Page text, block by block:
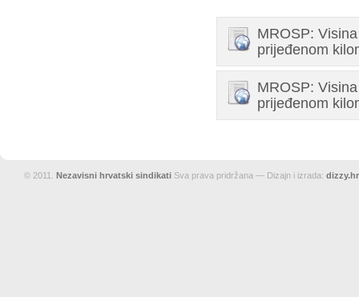
MROSP:
prijeđenom
MROSP:
prijeđenom
© 2011. Nezavisni hrvatski sindikati Sva prava pridržana — Dizajn i izrada: dizzy.hr